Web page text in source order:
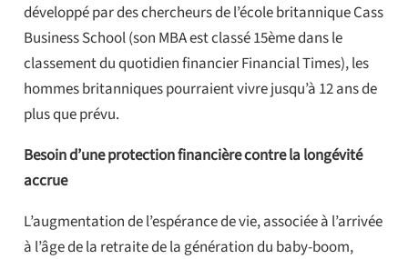
développé par des chercheurs de l’école britannique Cass
Business School (son MBA est classé 15ème dans le
classement du quotidien financier Financial Times), les
hommes britanniques pourraient vivre jusqu’à 12 ans de
plus que prévu.
Besoin d’une protection financière contre la longévité
accrue
L’augmentation de l’espérance de vie, associée à l’arrivée
à l’âge de la retraite de la génération du baby-boom,